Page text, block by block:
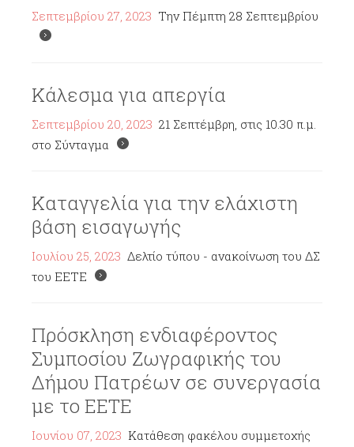
Σεπτεμβρίου 27, 2023 Την Πέμπτη 28 Σεπτεμβρίου
Κάλεσμα για απεργία
Σεπτεμβρίου 20, 2023 21 Σεπτέμβρη, στις 10.30 π.μ.
στο Σύνταγμα
Καταγγελία για την ελάχιστη
βάση εισαγωγής
Ιουλίου 25, 2023 Δελτίο τύπου - ανακοίνωση του ΔΣ
του ΕΕΤΕ
Πρόσκληση ενδιαφέροντος
Συμποσίου Ζωγραφικής του
Δήμου Πατρέων σε συνεργασία
με το ΕΕΤΕ
Ιουνίου 07, 2023 Κατάθεση φακέλου συμμετοχής